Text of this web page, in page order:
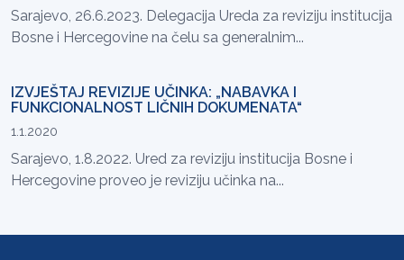
Sarajevo, 26.6.2023. Delegacija Ureda za reviziju institucija
Bosne i Hercegovine na čelu sa generalnim...
IZVJEŠTAJ REVIZIJE UČINKA: „NABAVKA I
FUNKCIONALNOST LIČNIH DOKUMENATA“
1.1.2020
Sarajevo, 1.8.2022. Ured za reviziju institucija Bosne i
Hercegovine proveo je reviziju učinka na...